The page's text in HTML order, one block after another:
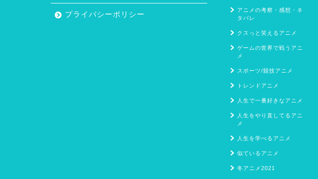
プライバシーポリシー
アニメの考察・感想・ネ
タバレ
クスっと笑えるアニメ
ゲームの世界で戦うアニ
メ
スポーツ/競技アニメ
トレンドアニメ
人生で一番好きなアニメ
人生をやり直してるアニ
メ
人生を学べるアニメ
似ているアニメ
冬アニメ2021